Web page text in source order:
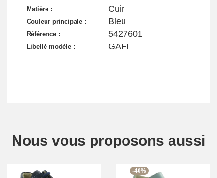
Matière : Cuir
Couleur principale : Bleu
Référence : 5427601
Libellé modèle : GAFI
Nous vous proposons aussi
-40%